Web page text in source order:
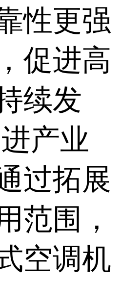
性更强
促进高
续发
产业
过拓展
范围，
空调机